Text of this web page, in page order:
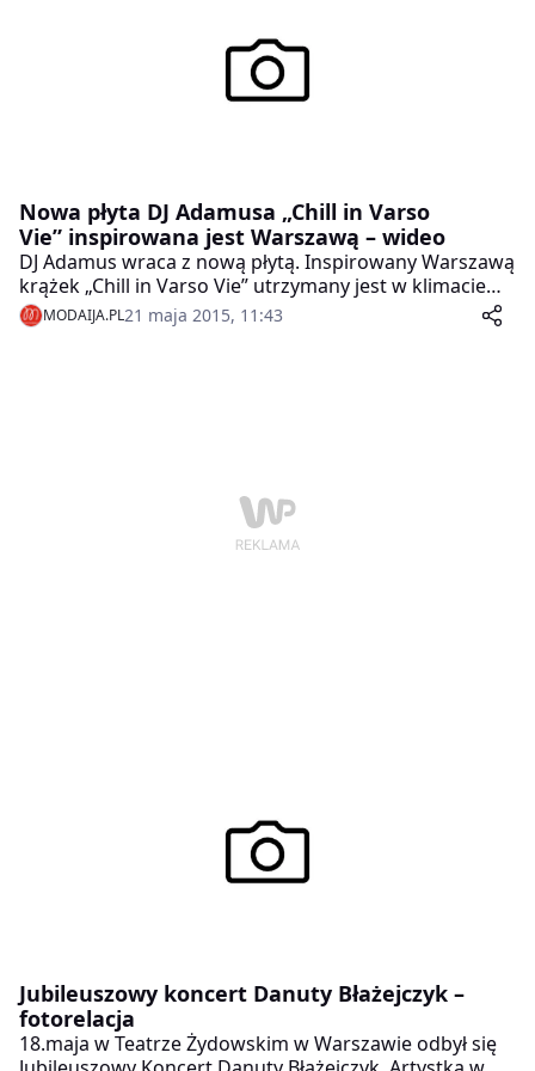
Nowa płyta DJ Adamusa „Chill in Varso
Vie” inspirowana jest Warszawą – wideo
DJ Adamus wraca z nową płytą. Inspirowany Warszawą
krążek „Chill in Varso Vie” utrzymany jest w klimacie
nieco mrocznego chilloutu. Znalazły się na nim
zarówno utwory znane z poprzedniego albumu DJ
MODAIJA.PL21 maja 2015, 11:43
Jubileuszowy koncert Danuty Błażejczyk –
fotorelacja
18.maja w Teatrze Żydowskim w Warszawie odbył się